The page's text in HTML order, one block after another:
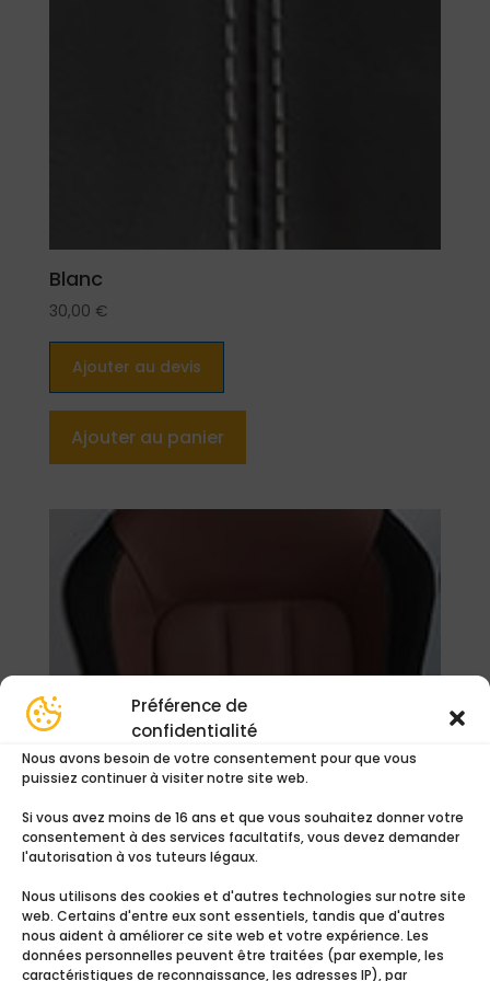
Préférence de
confidentialité
Nous avons besoin de votre consentement pour que vous
puissiez continuer à visiter notre site web.
Si vous avez moins de 16 ans et que vous souhaitez donner votre
consentement à des services facultatifs, vous devez demander
l'autorisation à vos tuteurs légaux.
Nous utilisons des cookies et d'autres technologies sur notre site
web. Certains d'entre eux sont essentiels, tandis que d'autres
nous aident à améliorer ce site web et votre expérience. Les
données personnelles peuvent être traitées (par exemple, les
caractéristiques de reconnaissance, les adresses IP), par
Blanc
30,00 €
Ajouter au devis
Ajouter au panier
Alpaga 2 cotés
29,00€